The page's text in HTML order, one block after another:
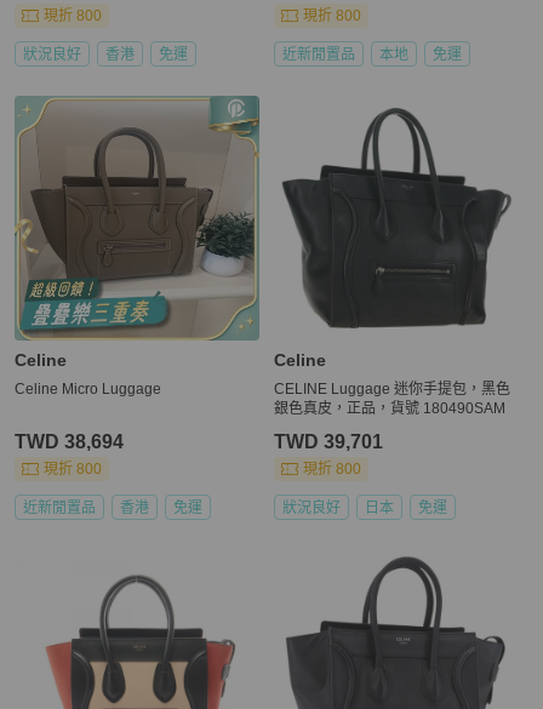
現折 800
狀況良好 香港 免運
現折 800
近新閒置品 本地 免運
Celine
Celine Micro Luggage
TWD 38,694
現折 800
近新閒置品 香港 免運
Celine
CELINE Luggage 迷你手提包，黑色
銀色真皮，正品，貨號 180490SAM
TWD 39,701
現折 800
狀況良好 日本 免運